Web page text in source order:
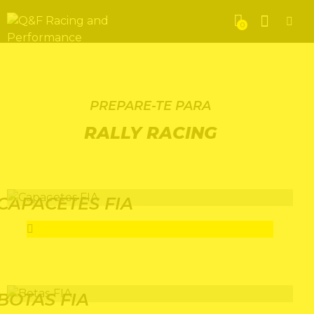
0
PREPARE-TE PARA
RALLY RACING
FIA
FIA